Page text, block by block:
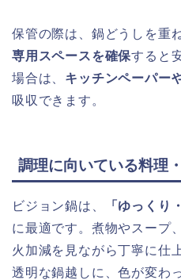
保管の際は、鍋どうしを重
専用スペースを確保すると
場合は、 キッチンペーパー
吸収できます。
調理に向いている料理
ビジョン鍋は、
「ゆっくり
に最適です。煮物やスープ
火加減を見ながら丁寧に仕
透明な鍋越しに、色が変わ